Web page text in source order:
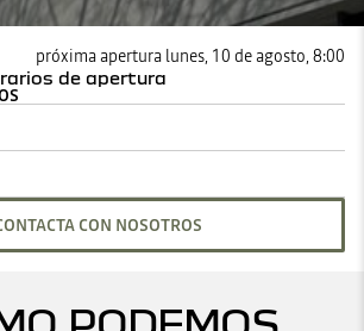
próxima apertura lunes, 10 de agosto, 8:00
de apertura
08:00 - 20:00
CON NOSOTROS